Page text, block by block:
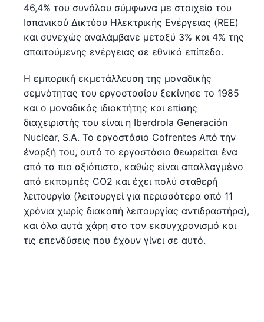
46,4% του συνόλου σύμφωνα με στοιχεία του
Ισπανικού Δικτύου Ηλεκτρικής Ενέργειας (REE)
και συνεχώς αναλάμβανε μεταξύ 3% και 4% της
απαιτούμενης ενέργειας σε εθνικό επίπεδο.
Η εμπορική εκμετάλλευση της μοναδικής
σεμνότητας του εργοστασίου ξεκίνησε το 1985
και ο μοναδικός ιδιοκτήτης και επίσης
διαχειριστής του είναι η Iberdrola Generación
Nuclear, S.A. Το εργοστάσιο Cofrentes Από την
έναρξή του, αυτό το εργοστάσιο θεωρείται ένα
από τα πιο αξιόπιστα, καθώς είναι απαλλαγμένο
από εκπομπές CO2 και έχει πολύ σταθερή
λειτουργία (λειτουργεί για περισσότερα από 11
χρόνια χωρίς διακοπή λειτουργίας αντιδραστήρα),
και όλα αυτά χάρη στο τον εκσυγχρονισμό και
τις επενδύσεις που έχουν γίνει σε αυτό.